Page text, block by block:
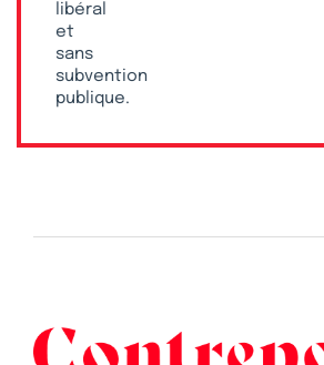
libéral
et
sans
subvention
publique.